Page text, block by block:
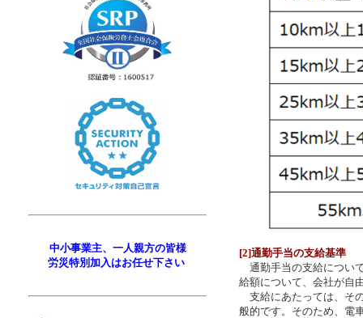
[2]通勤手当の支給基準
通勤手当の支給につい
給額について、会社が自
支給にあたっては、そ
般的です。そのため、電
中小事業主、一人親方の皆様
労災特別加入はお任せ下さい